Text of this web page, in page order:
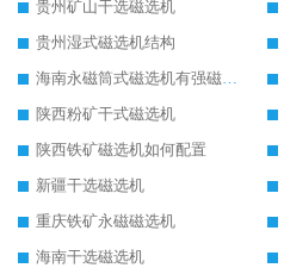
贵州矿山干选磁选机
贵州湿式磁选机结构
海南永磁筒式磁选机有强磁的吗
陕西粉矿干式磁选机
陕西铁矿磁选机如何配置
新疆干选磁选机
重庆铁矿永磁磁选机
海南干选磁选机